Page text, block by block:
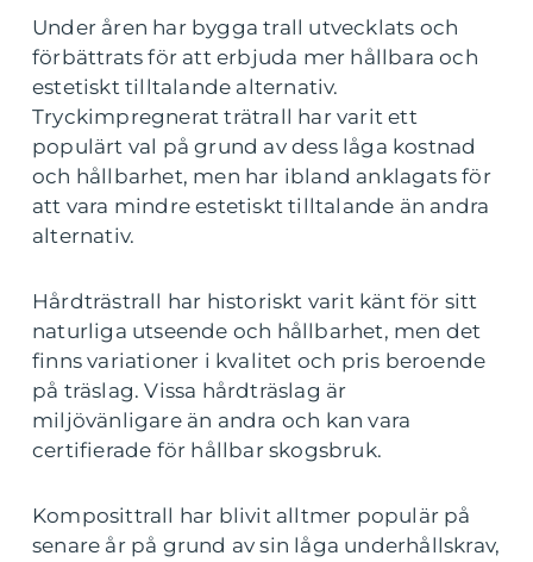
Under åren har bygga trall utvecklats och
förbättrats för att erbjuda mer hållbara och
estetiskt tilltalande alternativ.
Tryckimpregnerat trätrall har varit ett
populärt val på grund av dess låga kostnad
och hållbarhet, men har ibland anklagats för
att vara mindre estetiskt tilltalande än andra
alternativ.
Hårdträstrall har historiskt varit känt för sitt
naturliga utseende och hållbarhet, men det
finns variationer i kvalitet och pris beroende
på träslag. Vissa hårdträslag är
miljövänligare än andra och kan vara
certifierade för hållbar skogsbruk.
Komposittrall har blivit alltmer populär på
senare år på grund av sin låga underhållskrav,